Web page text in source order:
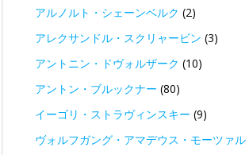
アルノルト・シェーンベルク (2)
アレクサンドル・スクリャービン (3)
アントニン・ドヴォルザーク (10)
アントン・ブルックナー (80)
イーゴリ・ストラヴィンスキー (9)
ヴォルフガング・アマデウス・モーツァル